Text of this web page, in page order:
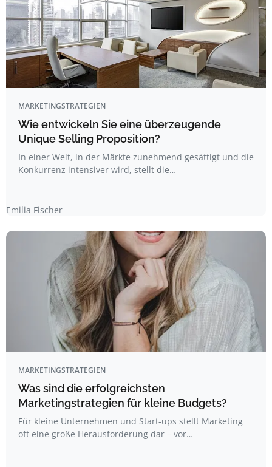
MARKETINGSTRATEGIEN
Wie entwickeln Sie eine überzeugende
Unique Selling Proposition?
In einer Welt, in der Märkte zunehmend gesättigt und die
Konkurrenz intensiver wird, stellt die…
Emilia Fischer
MARKETINGSTRATEGIEN
Was sind die erfolgreichsten
Marketingstrategien für kleine Budgets?
Für kleine Unternehmen und Start-ups stellt Marketing
oft eine große Herausforderung dar – vor…